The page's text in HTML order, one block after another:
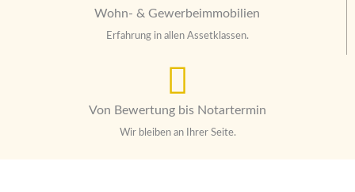
Wohn- & Gewerbeimmobilien
Erfahrung in allen Assetklassen.
Von Bewertung bis Notartermin
Wir bleiben an Ihrer Seite.